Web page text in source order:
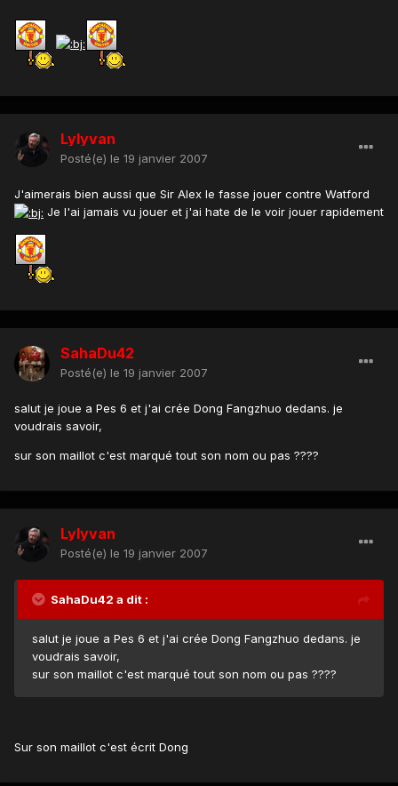
Lylyvan
Posté(e) le 19 janvier 2007
J'aimerais bien aussi que Sir Alex le fasse jouer contre Watford
Je l'ai jamais vu jouer et j'ai hate de le voir jouer rapidement
SahaDu42
Posté(e) le 19 janvier 2007
salut je joue a Pes 6 et j'ai crée Dong Fangzhuo dedans. je
voudrais savoir,
sur son maillot c'est marqué tout son nom ou pas ????
Lylyvan
Posté(e) le 19 janvier 2007
SahaDu42 a dit :
salut je joue a Pes 6 et j'ai crée Dong Fangzhuo dedans. je
voudrais savoir,
sur son maillot c'est marqué tout son nom ou pas ????
Sur son maillot c'est écrit Dong